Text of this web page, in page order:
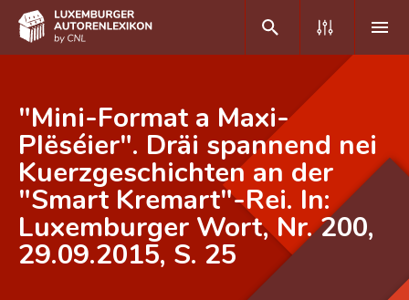
DE FR
Home
Autor(inn)en A-Z
Erweiterte Suche
"Mini-Format a Maxi-
Plëséier". Dräi spannend nei
Kuerzgeschichten an der
"Smart Kremart"-Rei. In:
Luxemburger Wort, Nr. 200,
29.09.2015, S. 25